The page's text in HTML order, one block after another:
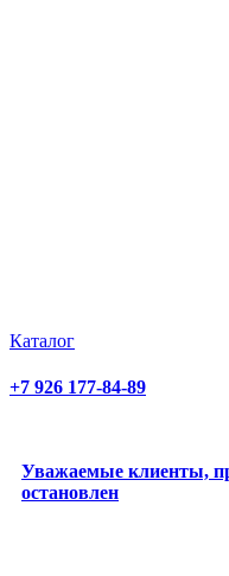
Каталог
+7 926 177-84-89
Уважаемые клиенты,
остановлен